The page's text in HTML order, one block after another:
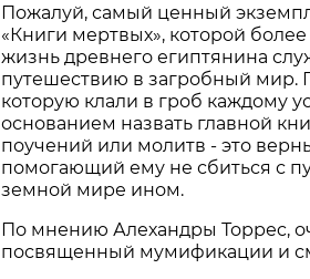
Пожалуй, самый ценный
«Книги мертвых», которой более
жизнь древнего египтянина
путешествию в загробный мир.
которую клали в гроб каждому
основанием назвать главной
поучений или молитв - это
помогающий ему не сбиться с
земной мире ином.
По мнению Алехандры Торреc,
посвященный мумификации и